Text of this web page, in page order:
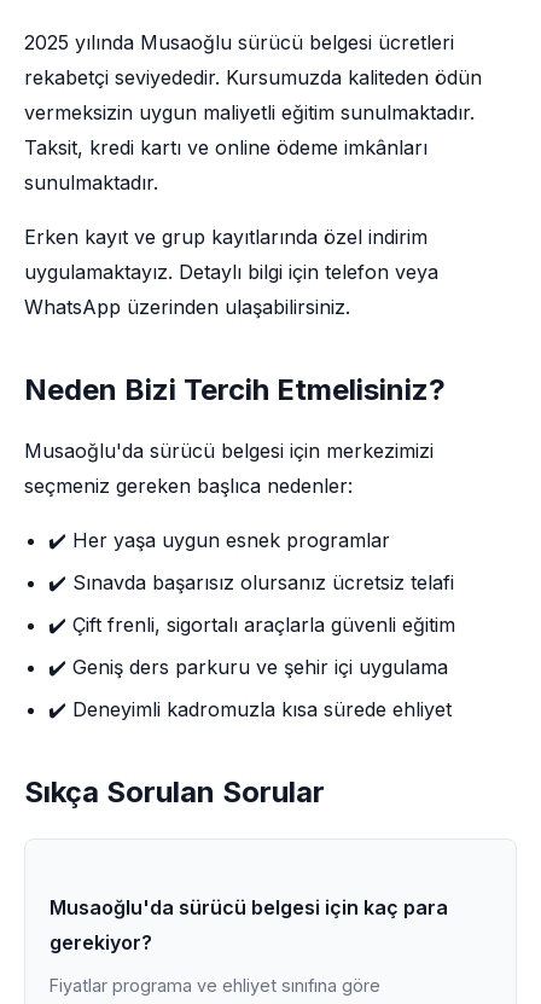
2025 yılında Musaoğlu sürücü belgesi ücretleri
rekabetçi seviyededir. Kursumuzda kaliteden ödün
vermeksizin uygun maliyetli eğitim sunulmaktadır.
Taksit, kredi kartı ve online ödeme imkânları
sunulmaktadır.
Erken kayıt ve grup kayıtlarında özel indirim
uygulamaktayız. Detaylı bilgi için telefon veya
WhatsApp üzerinden ulaşabilirsiniz.
Neden Bizi Tercih Etmelisiniz?
Musaoğlu'da sürücü belgesi için merkezimizi
seçmeniz gereken başlıca nedenler:
✔️ Her yaşa uygun esnek programlar
✔️ Sınavda başarısız olursanız ücretsiz telafi
✔️ Çift frenli, sigortalı araçlarla güvenli eğitim
✔️ Geniş ders parkuru ve şehir içi uygulama
✔️ Deneyimli kadromuzla kısa sürede ehliyet
Sıkça Sorulan Sorular
Musaoğlu'da sürücü belgesi için kaç para
gerekiyor?
Fiyatlar programa ve ehliyet sınıfına göre